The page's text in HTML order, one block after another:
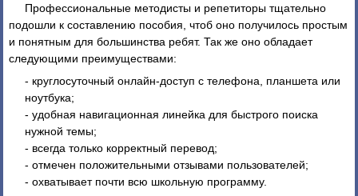
Профессиональные методисты и репетиторы тщательно
подошли к составлению пособия, чтоб оно получилось простым
и понятным для большинства ребят. Так же оно обладает
следующими преимуществами:
- круглосуточный онлайн-доступ с телефона, планшета или
ноутбука;
- удобная навигационная линейка для быстрого поиска
нужной темы;
- всегда только корректный перевод;
- отмечен положительными отзывами пользователей;
- охватывает почти всю школьную программу.